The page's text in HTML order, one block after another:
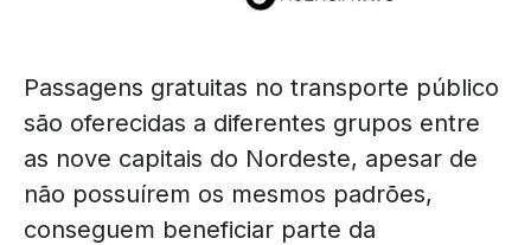
Passagens gratuitas no transporte público
são oferecidas a diferentes grupos entre
as nove capitais do Nordeste, apesar de
não possuírem os mesmos padrões,
conseguem beneficiar parte da